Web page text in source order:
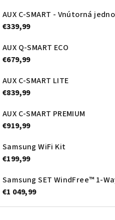
AUX C-SMART - Vnútorná
€339,99
AUX Q-SMART ECO
€679,99
AUX C-SMART LITE
€839,99
AUX C-SMART PREMIUM
€919,99
Samsung WiFi Kit
€199,99
€1 049,99